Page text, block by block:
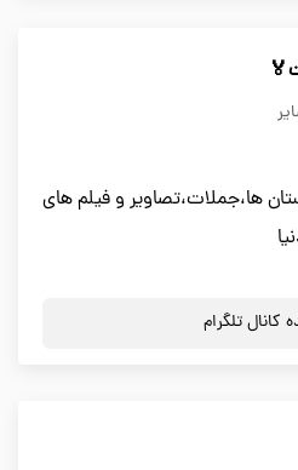
ها،جملات،تصاویر و فیلم های
کانال تلگرام